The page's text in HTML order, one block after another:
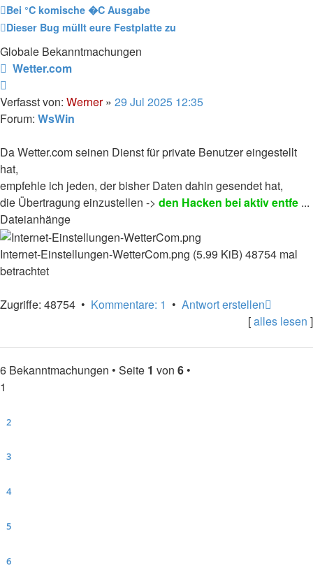
Bei °C komische �C Ausgabe
Dieser Bug müllt eure Festplatte zu
Globale Bekanntmachungen
Wetter.com
Verfasst von: Werner» 29 Jul 2025 12:35
Forum: WsWin
Da Wetter.com seinen Dienst für private Benutzer eingestellt
hat,
empfehle ich jeden, der bisher Daten dahin gesendet hat,
die Übertragung einzustellen -> den Hacken bei aktiv entfe ...
Dateianhänge
Internet-Einstellungen-WetterCom.png (5.99 KiB) 48754 mal
betrachtet
Zugriffe: 48754 • Kommentare: 1 • Antwort erstellen
[alles lesen ]
oben
6 Bekanntmachungen • Seite 1 von 6 •
1
2
3
4
5
6